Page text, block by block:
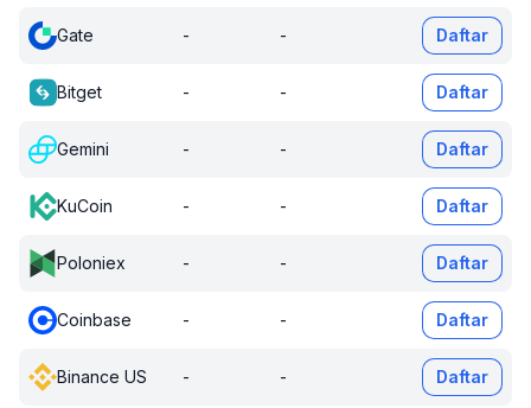
Gate - - Daftar
Bitget - - Daftar
Gemini - - Daftar
KuCoin - - Daftar
Poloniex - - Daftar
Coinbase - - Daftar
Binance US - - Daftar